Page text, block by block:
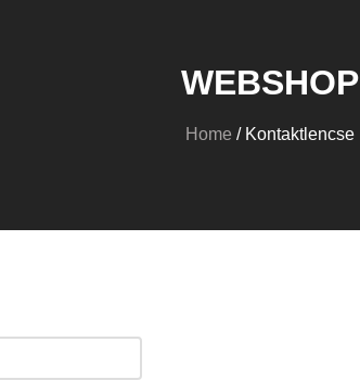
WEBSHOP
Home / Kontaktlencse